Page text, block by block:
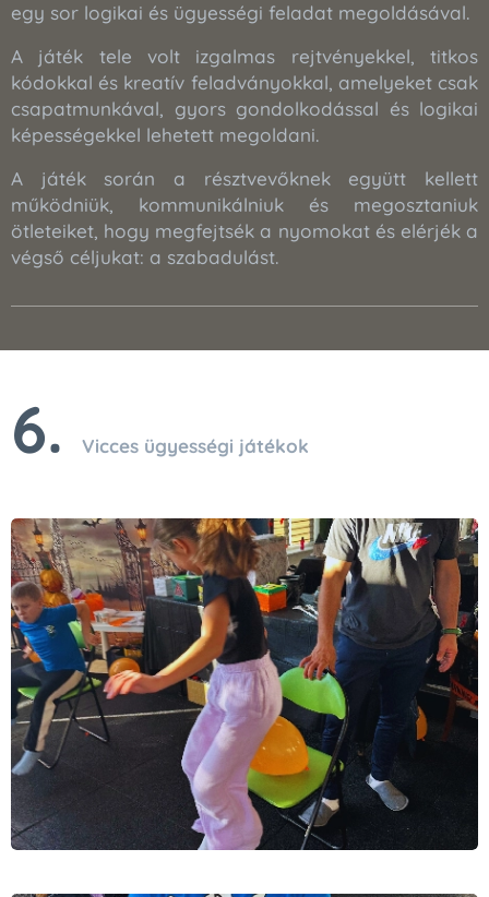
egy sor logikai és ügyességi feladat megoldásával.
A játék tele volt izgalmas rejtvényekkel, titkos
kódokkal és kreatív feladványokkal, amelyeket csak
csapatmunkával, gyors gondolkodással és logikai
képességekkel lehetett megoldani.
A játék során a résztvevőknek együtt kellett
működniük, kommunikálniuk és megosztaniuk
ötleteiket, hogy megfejtsék a nyomokat és elérjék a
végső céljukat: a szabadulást.
6. Vicces ügyességi játékok